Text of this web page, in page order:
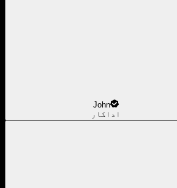
John
اداکار